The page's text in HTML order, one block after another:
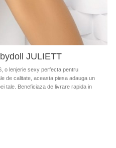
JULIETT
o lenjerie sexy perfecta pentru
de calitate, aceasta piesa adauga un
tale. Beneficiaza de livrare rapida in